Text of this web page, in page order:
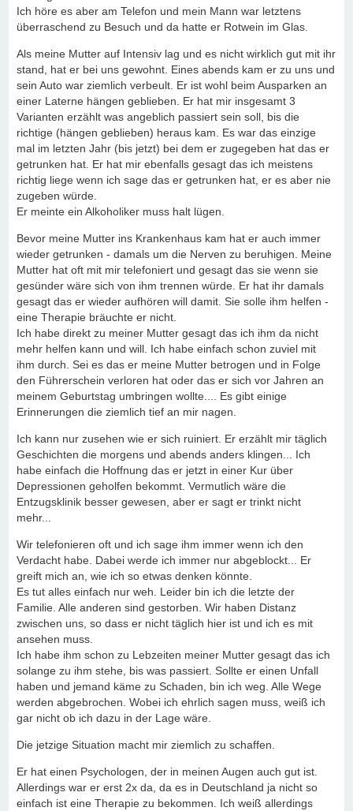
Ich höre es aber am Telefon und mein Mann war letztens
überraschend zu Besuch und da hatte er Rotwein im Glas.
Als meine Mutter auf Intensiv lag und es nicht wirklich gut mit ihr
stand, hat er bei uns gewohnt. Eines abends kam er zu uns und
sein Auto war ziemlich verbeult. Er ist wohl beim Ausparken an
einer Laterne hängen geblieben. Er hat mir insgesamt 3
Varianten erzählt was angeblich passiert sein soll, bis die
richtige (hängen geblieben) heraus kam. Es war das einzige
mal im letzten Jahr (bis jetzt) bei dem er zugegeben hat das er
getrunken hat. Er hat mir ebenfalls gesagt das ich meistens
richtig liege wenn ich sage das er getrunken hat, er es aber nie
zugeben würde.
Er meinte ein Alkoholiker muss halt lügen.
Bevor meine Mutter ins Krankenhaus kam hat er auch immer
wieder getrunken - damals um die Nerven zu beruhigen. Meine
Mutter hat oft mit mir telefoniert und gesagt das sie wenn sie
gesünder wäre sich von ihm trennen würde. Er hat ihr damals
gesagt das er wieder aufhören will damit. Sie solle ihm helfen -
eine Therapie bräuchte er nicht.
Ich habe direkt zu meiner Mutter gesagt das ich ihm da nicht
mehr helfen kann und will. Ich habe einfach schon zuviel mit
ihm durch. Sei es das er meine Mutter betrogen und in Folge
den Führerschein verloren hat oder das er sich vor Jahren an
meinem Geburtstag umbringen wollte.... Es gibt einige
Erinnerungen die ziemlich tief an mir nagen.
Ich kann nur zusehen wie er sich ruiniert. Er erzählt mir täglich
Geschichten die morgens und abends anders klingen... Ich
habe einfach die Hoffnung das er jetzt in einer Kur über
Depressionen geholfen bekommt. Vermutlich wäre die
Entzugsklinik besser gewesen, aber er sagt er trinkt nicht
mehr...
Wir telefonieren oft und ich sage ihm immer wenn ich den
Verdacht habe. Dabei werde ich immer nur abgeblockt... Er
greift mich an, wie ich so etwas denken könnte.
Es tut alles einfach nur weh. Leider bin ich die letzte der
Familie. Alle anderen sind gestorben. Wir haben Distanz
zwischen uns, so dass er nicht täglich hier ist und ich es mit
ansehen muss.
Ich habe ihm schon zu Lebzeiten meiner Mutter gesagt das ich
solange zu ihm stehe, bis was passiert. Sollte er einen Unfall
haben und jemand käme zu Schaden, bin ich weg. Alle Wege
werden abgebrochen. Wobei ich ehrlich sagen muss, weiß ich
gar nicht ob ich dazu in der Lage wäre.
Die jetzige Situation macht mir ziemlich zu schaffen.
Er hat einen Psychologen, der in meinen Augen auch gut ist.
Allerdings war er erst 2x da, da es in Deutschland ja nicht so
einfach ist eine Therapie zu bekommen. Ich weiß allerdings